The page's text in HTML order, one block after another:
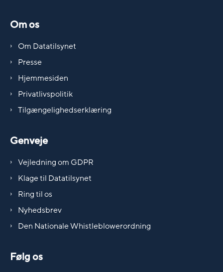
Om os
Om Datatilsynet
Presse
Hjemmesiden
Privatlivspolitik
Tilgængelighedserklæring
Genveje
Vejledning om GDPR
Klage til Datatilsynet
Ring til os
Nyhedsbrev
Den Nationale Whistleblowerordning
Følg os